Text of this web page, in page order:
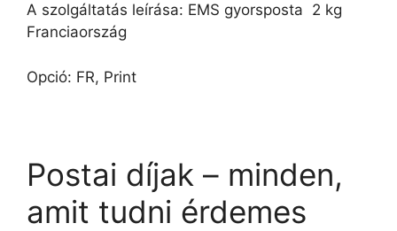
A szolgáltatás leírása: EMS gyorsposta  2 kg 
Franciaország
Opció: FR, Print
Postai díjak – minden,
amit tudni érdemes